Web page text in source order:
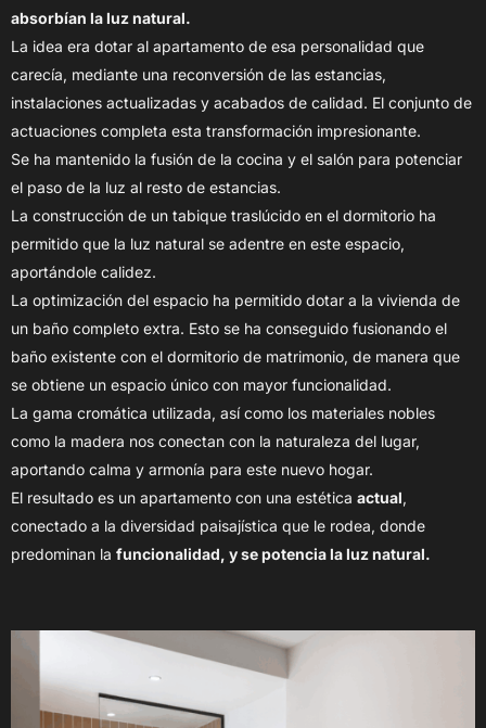
absorbían la luz natural.
La idea era dotar al apartamento de esa personalidad que
carecía, mediante una reconversión de las estancias,
instalaciones actualizadas y acabados de calidad. El conjunto de
actuaciones completa esta transformación impresionante.
Se ha mantenido la fusión de la cocina y el salón para potenciar
el paso de la luz al resto de estancias.
La construcción de un tabique traslúcido en el dormitorio ha
permitido que la luz natural se adentre en este espacio,
aportándole calidez.
La optimización del espacio ha permitido dotar a la vivienda de
un baño completo extra. Esto se ha conseguido fusionando el
baño existente con el dormitorio de matrimonio, de manera que
se obtiene un espacio único con mayor funcionalidad.
La gama cromática utilizada, así como los materiales nobles
como la madera nos conectan con la naturaleza del lugar,
aportando calma y armonía para este nuevo hogar.
El resultado es un apartamento con una estética actual,
conectado a la diversidad paisajística que le rodea, donde
predominan la funcionalidad, y se potencia la luz natural.